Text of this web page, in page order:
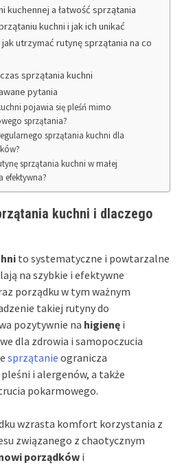
kuchennej a łatwość sprzątania
kuchni i jak ich unikać
utrzymać rutynę sprzątania na co
sprzątania kuchni
pytania
pojawia się pleśń mimo
sprzątania?
sprzątania kuchni dla
sprzątania kuchni w małej
efektywna?
kuchni i dlaczego
to systematyczne i powtarzalne
na szybkie i efektywne
porządku w tym ważnym
takiej rutyny do
pozytywnie na higienę i
dla zdrowia i samopoczucia
sprzątanie ogranicza
i alergenów, a także
pokarmowego.
wzrasta komfort korzystania z
związanego z chaotycznym
porządków i